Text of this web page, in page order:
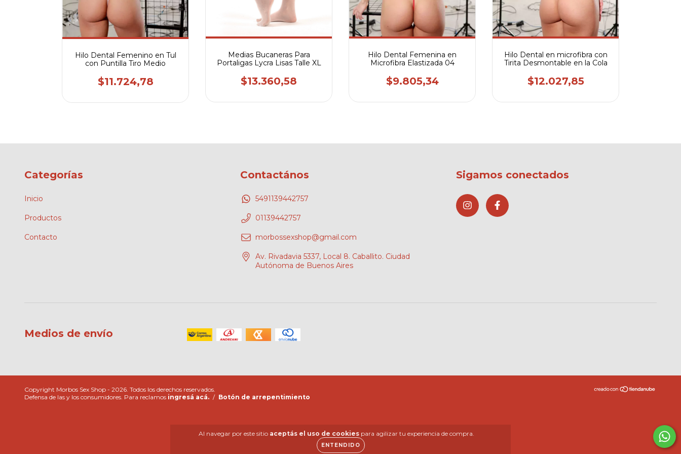
Al navegar por este sitio aceptás el uso de cookies para agilizar tu experiencia de compra.
ENTENDIDO
Hilo Dental Femenino en Tul
con Puntilla Tiro Medio
$11.724,78
Medias Bucaneras Para
Portaligas Lycra Lisas Talle XL
$13.360,58
Hilo Dental Femenina en
Microfibra Elastizada 04
$9.805,34
Hilo Dental en microfibra con
Tirita Desmontable en la Cola
$12.027,85
Categorías
Inicio
Productos
Contacto
Contactános
5491139442757
01139442757
morbossexshop@gmail.com
Av. Rivadavia 5337, Local 8. Caballito. Ciudad
Autónoma de Buenos Aires
Sigamos conectados
Medios de envío
Copyright Morbos Sex Shop - 2026. Todos los derechos reservados.
Defensa de las y los consumidores. Para reclamos ingresá acá. / Botón de arrepentimiento